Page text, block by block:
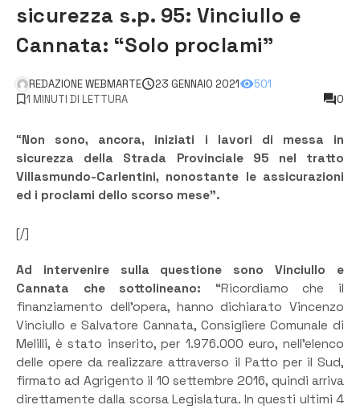
sicurezza s.p. 95: Vinciullo e
Cannata: “Solo proclami”
REDAZIONE WEBMARTE 23 GENNAIO 2021
501
1 MINUTI DI LETTURA
0
“Non sono, ancora, iniziati i lavori di messa in
sicurezza della Strada Provinciale 95 nel tratto
Villasmundo-Carlentini, nonostante le assicurazioni
ed i proclami dello scorso mese”.
[/]
Ad intervenire sulla questione sono Vinciullo e
Cannata che sottolineano: “Ricordiamo che il
finanziamento dell’opera, hanno dichiarato Vincenzo
Vinciullo e Salvatore Cannata, Consigliere Comunale di
Melilli, è stato inserito, per 1.976.000 euro, nell’elenco
delle opere da realizzare attraverso il Patto per il Sud,
firmato ad Agrigento il 10 settembre 2016, quindi arriva
direttamente dalla scorsa Legislatura. In questi ultimi 4